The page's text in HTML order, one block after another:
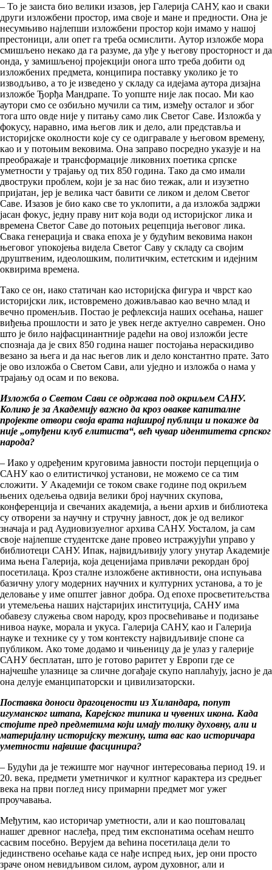
– То је заиста био велики изазов, јер Галерија САНУ, као и сваки
други изложбени простор, има своје и мане и предности. Она је
несумњиво најлепши изложбени простор који имамо у нашој
престоници, али опет га треба осмислити. Аутор изложбе мора
смишљено некако да га разуме, да уђе у његову просторност и да
онда, у замишљеној пројекцији онога што треба добити од
изложбених предмета, конципира поставку уколико је то
изводљиво, а то је изведено у складу са идејама аутора дизајна
изложбе Ђорђа Мандрапе. То уопште није лак посао. Ми као
аутори смо се озбиљно мучили са тим, између осталог и због
тога што овде није у питању само лик Светог Саве. Изложба у
фокусу, наравно, има његов лик и дело, али представља и
историјске околности које су се одигравале у његовом времену,
као и у потоњим вековима. Она заправо посредно указује и на
преображаје и трансформације ликовних поетика српске
уметности у трајању од тих 850 година. Тако да смо имали
двоструки проблем, који је за нас био тежак, али и изузетно
пријатан, јер је велика част бавити се ликом и делом Светог
Саве. Изазов је био како све то уклопити, а да изложба задржи
јасан фокус, једну праву нит која води од историјског лика и
времена Светог Саве до потоњих рецепција његовог лика.
Свака генерација и свака епоха је у будућим вековима након
његовог упокојења видела Светог Саву у складу са својим
друштвеним, идеолошким, политичким, естетским и идејним
оквирима времена.
Тако се он, иако статичан као историјска фигура и чврст као
историјски лик, истовремено доживљавао као вечно млад и
вечно променљив. Постао је рефлексија наших осећања, нашег
виђења прошлости и зато је увек негде актуелно савремен. Оно
што је било најфасцинантније радећи на овој изложби јесте
спознаја да је свих 850 година нашег постојања нераскидиво
везано за њега и да нас његов лик и дело константно прате. Зато
је ово изложба о Светом Сави, али уједно и изложба о нама у
трајању од осам и по векова.
Изложба о Светом Сави се одржава под окриљем САНУ.
Колико је за Академију важно да кроз овакве капиталне
пројекте отвори своја врата најширој публици и покаже да
није „отуђени клуб елитиста“, већ чувар идентитета српског
народа?
– Иако у одређеним круговима јавности постоји перцепција о
САНУ као о елитистичкој установи, не можемо се са тим
сложити. У Академији се током сваке године под окриљем
њених одељења одвија велики број научних скупова,
конференција и свечаних академија, а њени архив и библиотека
су отворени за научну и стручну јавност, док је од великог
значаја и рад Аудиовизуелног архива САНУ. Уосталом, ја сам
своје најлепше студентске дане провео истражујући управо у
библиотеци САНУ. Ипак, највидљивију улогу унутар Академије
има њена Галерија, која деценијама привлачи рекордан број
посетилаца. Кроз сталне изложбене активности, она испуњава
базичну улогу модерних научних и културних установа, а то је
деловање у име општег јавног добра. Од епохе просветитељства
и утемељења наших најстаријих институција, САНУ има
обавезу служења свом народу, кроз просвећивање и подизање
нивоа науке, морала и укуса. Галерија САНУ, као и Галерија
науке и технике су у том контексту највидљивије споне са
публиком. Ако томе додамо и чињеницу да је улаз у галерије
САНУ бесплатан, што је готово раритет у Европи где се
најчешће улазнице за сличне догађаје скупо наплаћују, јасно је да
она делује еманципаторски и цивилизаторски.
Поставка доноси драгоцености из Хиландара, попут
игуманског штапа, Карејског типика и чувених икона. Када
стојите пред предметима који имају толику духовну, али и
материјалну историјску тежину, шта вас као историчара
уметности највише фасцинира?
– Будући да је тежиште мог научног интересовања период 19. и
20. века, предмети уметничког и култног карактера из средњег
века на први поглед нису примарни предмет мог ужег
проучавања.
Међутим, као историчар уметности, али и као поштовалац
нашег древног наслеђа, пред тим експонатима осећам нешто
сасвим посебно. Верујем да већина посетилаца дели то
јединствено осећање када се нађе испред њих, јер они просто
зраче оном невидљивом силом, ауром духовног, али и